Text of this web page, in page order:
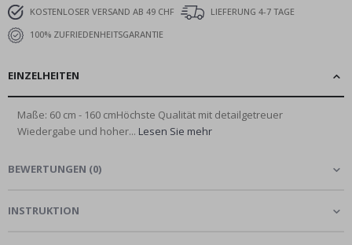
KOSTENLOSER VERSAND AB 49 CHF
LIEFERUNG 4-7 TAGE
100% ZUFRIEDENHEITSGARANTIE
EINZELHEITEN
Maße: 60 cm - 160 cmHöchste Qualität mit detailgetreuer
Wiedergabe und hoher... Lesen Sie mehr
BEWERTUNGEN (0)
INSTRUKTION